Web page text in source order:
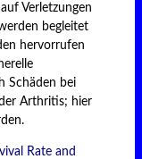
Verletzungen
begleitet
hervorrufen
Schäden bei
Arthritis; hier
Rate and